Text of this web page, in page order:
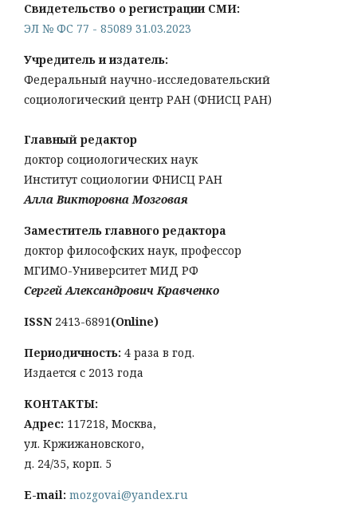
Свидетельство о регистрации СМИ:
ЭЛ № ФС 77 - 85089 31.03.2023
Учредитель и издатель:
Федеральный научно-исследовательский
социологический центр РАН (ФНИСЦ РАН)
Главный редактор
доктор социологических наук
Институт социологии ФНИСЦ РАН
Алла Викторовна Мозговая
Заместитель главного редактора
доктор философских наук, профессор
МГИМО-Университет МИД РФ
Сергей Александрович Кравченко
ISSN 2413-6891(Online)
Периодичность: 4 раза в год.
Издается с 2013 года
КОНТАКТЫ:
Адрес: 117218, Москва,
ул. Кржижановского,
д. 24/35, корп. 5
E-mail: mozgovai@yandex.ru